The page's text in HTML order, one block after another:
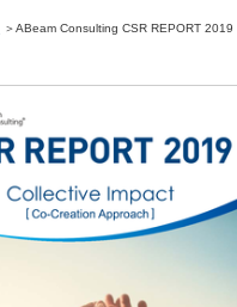
＞ABeam Consulting CSR REPORT